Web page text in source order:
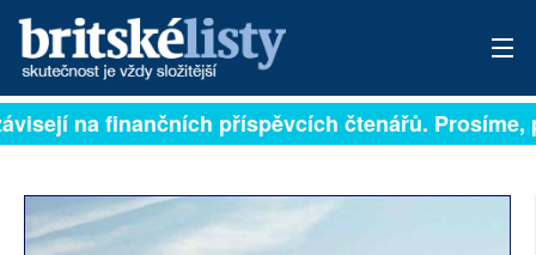
PŘIHLÁSIT
ARCHIV
na finančních příspěvcích čtenářů. Prosíme,